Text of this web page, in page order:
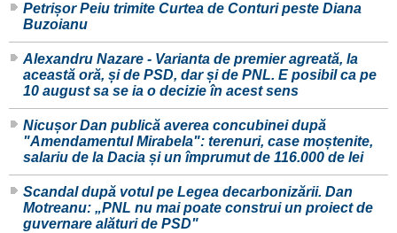
Petrișor Peiu trimite Curtea de Conturi peste Diana
Buzoianu
Alexandru Nazare - Varianta de premier agreată, la
această oră, și de PSD, dar și de PNL. E posibil ca pe
10 august sa se ia o decizie în acest sens
Nicușor Dan publică averea concubinei după
"Amendamentul Mirabela": terenuri, case moștenite,
salariu de la Dacia și un împrumut de 116.000 de lei
Scandal după votul pe Legea decarbonizării. Dan
Motreanu: „PNL nu mai poate construi un proiect de
guvernare alături de PSD"